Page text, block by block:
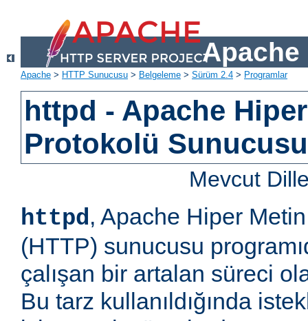
Apache
Apache > HTTP Sunucusu > Belgeleme > Sürüm 2.4 > Programlar
httpd - Apache
Protokolü Sunucusu
Mevcut
httpd, Apache Hiper
(HTTP) sunucusu
çalışan bir artalan süreci
Bu tarz kullanıldığında